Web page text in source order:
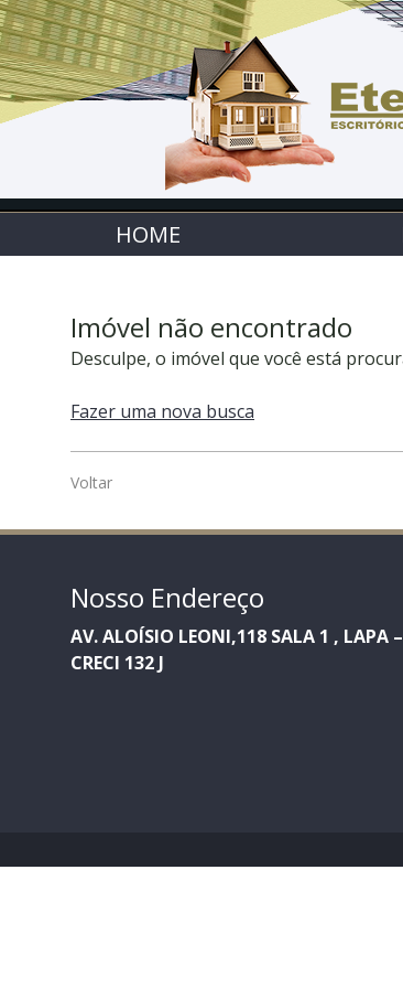
HOME
Imóvel não encontrado
Desculpe, o imóvel que você está
Fazer uma nova busca
Voltar
Nosso Endereço
AV. ALOÍSIO LEONI,118 SALA 1 , LAPA
CRECI 132 J